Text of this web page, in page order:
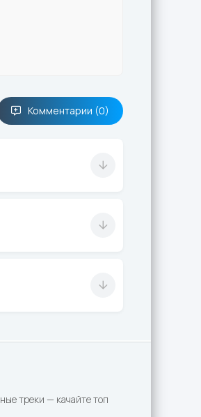
треки — качайте топ
Комментарии (0)